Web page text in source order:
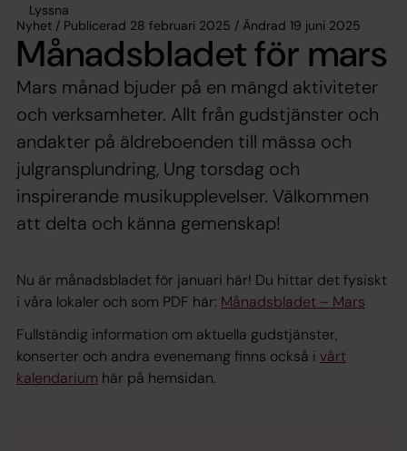
Lyssna
Nyhet / Publicerad 28 februari 2025 / Ändrad 19 juni 2025
Månadsbladet för mars
Mars månad bjuder på en mängd aktiviteter
och verksamheter. Allt från gudstjänster och
andakter på äldreboenden till mässa och
julgransplundring, Ung torsdag och
inspirerande musikupplevelser. Välkommen
att delta och känna gemenskap!
Nu är månadsbladet för januari här! Du hittar det fysiskt
i våra lokaler och som PDF här: Månadsbladet – Mars
Fullständig information om aktuella gudstjänster,
konserter och andra evenemang finns också i vårt
kalendarium här på hemsidan.